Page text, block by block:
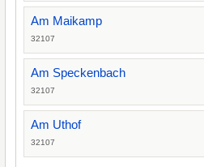
Am Maikamp
32107
Am Speckenbach
32107
Am Uthof
32107